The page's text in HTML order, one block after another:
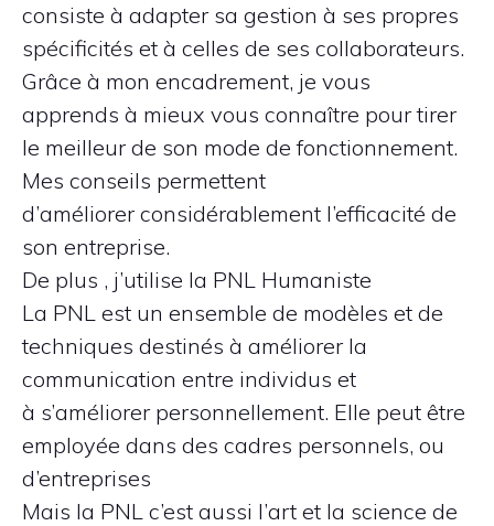
consiste à adapter sa gestion à ses propres
spécificités et à celles de ses collaborateurs.
Grâce à mon encadrement, je vous
apprends à mieux vous connaître pour tirer
le meilleur de son mode de fonctionnement.
Mes conseils permettent
d’améliorer considérablement l’efficacité de
son entreprise.
De plus , j’utilise la PNL Humaniste
La PNL est un ensemble de modèles et de
techniques destinés à améliorer la
communication entre individus et
à s’améliorer personnellement. Elle peut être
employée dans des cadres personnels, ou
d’entreprises
Mais la PNL c’est aussi l’art et la science de